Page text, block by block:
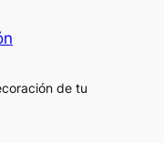
de tu